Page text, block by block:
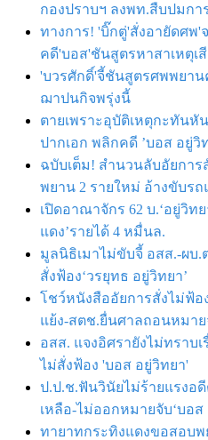
กองปราบฯ ลงพท.สืบปมกา
ทางการ! 'บิ๊กตู่'สั่งอายัดศพ'
คดี'บอส'ชันสูตรหาสาเหตุเ
'บวรศักดิ์'จี้ชันสูตรศพพยาน
ฌาปนกิจพรุ่งนี้
ตายเพราะอุบัติเหตุกะทันหั
ปากเอก พลิกคดี ’บอส อยู่วิ
ฉบับเต็ม! สำนวนลับอัยการ
พยาน 2 รายใหม่ อ้างขับรถ
เปิดอาณาจักร 62 บ.‘อยู่วิท
แดง’รายได้ 4 หมื่นล.
มูลนิธิเมาไม่ขับจี้ อสส.-ผบ.
สั่งฟ้อง‘วรยุทธ อยู่วิทยา’
โชว์หนังสืออัยการสั่งไม่ฟ้อ
แย้ง-สตช.ยื่นศาลถอนหมาย
อสส. แจงอิศรายังไม่ทราบ
ไม่สั่งฟ้อง 'บอส อยู่วิทยา'
ป.ป.ช.ฟันวินัยไม่ร้ายแรงอดี
เหลือ-ไม่ออกหมายจับ‘บอส
ทายาทกระทิงแดงขอสอบ